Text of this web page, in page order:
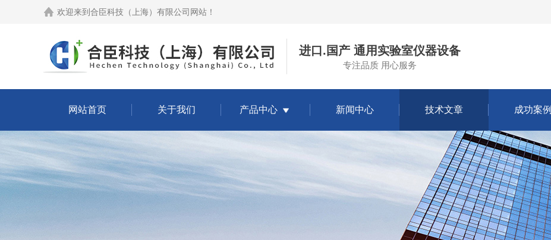
欢迎来到 合臣科技（上海）有限公司网站 ！
进口.国产 通用实验室仪器设备
专注品质 用心服务
网站首页 关于我们 产品中心 新闻中心 技术文章 成功案例